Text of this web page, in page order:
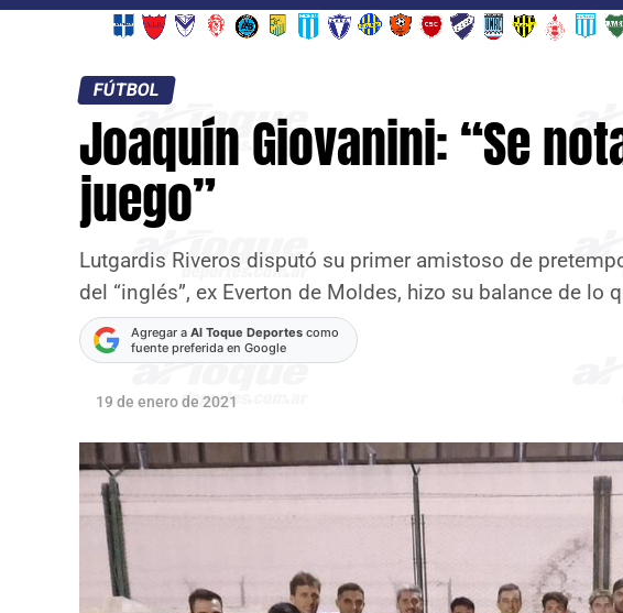
FÚTBOL
Joaquín Giovanini: “Se
juego”
Lutgardis Riveros disputó su primer amistoso de
del “inglés”, ex Everton de Moldes, hizo su balance de lo
Agregar a Al Toque Deportes como
fuente preferida en Google
19 de enero de 2021